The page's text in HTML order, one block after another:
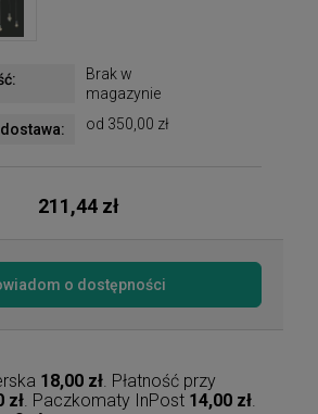
Brak w
magazynie
od 350,00 zł
211,44 zł
o dostępności
18,00 zł . Płatność przy
zł . Paczkomaty InPost 14,00 zł